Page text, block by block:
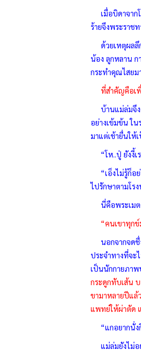
เมื่อบิดาจาก
ร้ายจึงพระรา
ด้วยเหตุผลลึ
น้อง ลูกหลาน ก
กระทำคุณไสยม
ที่สำคัญคือเ
บ้านแม่ล่มจึง
อย่างเข้มข้น ใน
มาแต่เช้ายื่นให้
“โห..ปู่ ยังงี้เ
“เอ็งไม่รู้ก็อย่
ไปรักษาตามโร
นี่คือพระเมต
“คนเขาทุกข์
นอกจากจดชื่
ประจำทางที่จะ
เป็นนักกายภาพ
กระดูกทับเส้น
ขามาหลายปีแล้
แพทย์ให้ผ่าตัด
“แกอยากนั่ง
แม่ล่มยังไม่อ